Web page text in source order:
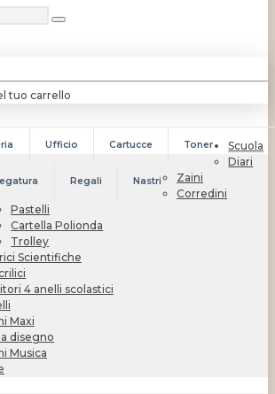
tuo carrello
Ufficio Cartucce Toner
Regali Nastri
Scuola
Diari
Zaini
Corredini
Pastelli
Cartella Polionda
Trolley
Scientifiche
4 anelli scolastici
Maxi
disegno
Musica